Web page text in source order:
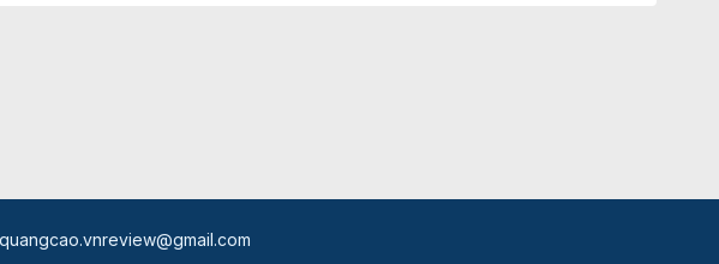
quangcao.vnreview@gmail.com